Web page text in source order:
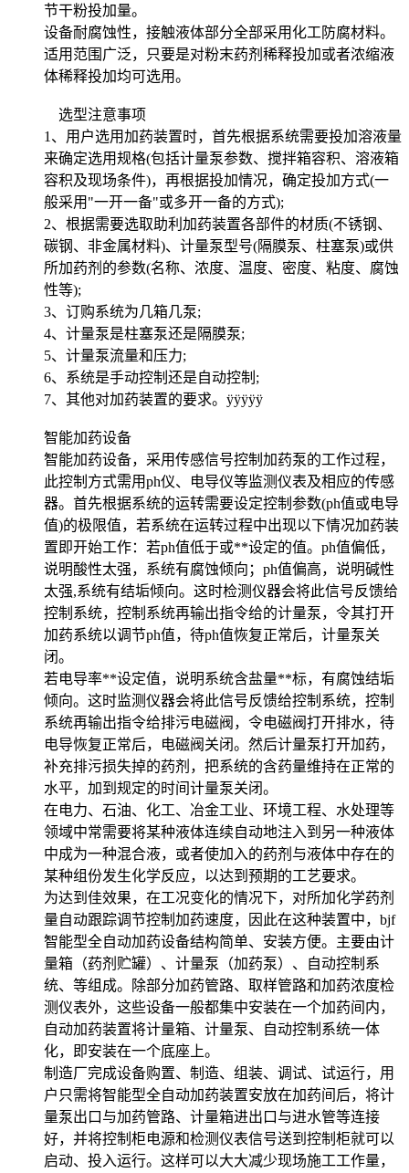
节干粉投加量。
设备耐腐蚀性，接触液体部分全部采用化工防腐材料。
适用范围广泛，只要是对粉末药剂稀释投加或者浓缩液
体稀释投加均可选用。
选型注意事项
1、用户选用加药装置时，首先根据系统需要投加溶液量
来确定选用规格(包括计量泵参数、搅拌箱容积、溶液箱
容积及现场条件)，再根据投加情况，确定投加方式(一
般采用"一开一备"或多开一备的方式);
2、根据需要选取助利加药装置各部件的材质(不锈钢、
碳钢、非金属材料)、计量泵型号(隔膜泵、柱塞泵)或供
所加药剂的参数(名称、浓度、温度、密度、粘度、腐蚀
性等);
3、订购系统为几箱几泵;
4、计量泵是柱塞泵还是隔膜泵;
5、计量泵流量和压力;
6、系统是手动控制还是自动控制;
7、其他对加药装置的要求。ÿÿÿÿÿ
智能加药设备
智能加药设备，采用传感信号控制加药泵的工作过程，
此控制方式需用ph仪、电导仪等监测仪表及相应的传感
器。首先根据系统的运转需要设定控制参数(ph值或电导
值)的极限值，若系统在运转过程中出现以下情况加药装
置即开始工作：若ph值低于或**设定的值。ph值偏低，
说明酸性太强，系统有腐蚀倾向；ph值偏高，说明碱性
太强,系统有结垢倾向。这时检测仪器会将此信号反馈给
控制系统，控制系统再输出指令给的计量泵，令其打开
加药系统以调节ph值，待ph值恢复正常后，计量泵关
闭。
若电导率**设定值，说明系统含盐量**标，有腐蚀结垢
倾向。这时监测仪器会将此信号反馈给控制系统，控制
系统再输出指令给排污电磁阀，令电磁阀打开排水，待
电导恢复正常后，电磁阀关闭。然后计量泵打开加药，
补充排污损失掉的药剂，把系统的含药量维持在正常的
水平，加到规定的时间计量泵关闭。
在电力、石油、化工、冶金工业、环境工程、水处理等
领域中常需要将某种液体连续自动地注入到另一种液体
中成为一种混合液，或者使加入的药剂与液体中存在的
某种组份发生化学反应，以达到预期的工艺要求。
为达到佳效果，在工况变化的情况下，对所加化学药剂
量自动跟踪调节控制加药速度，因此在这种装置中，bjf
智能型全自动加药设备结构简单、安装方便。主要由计
量箱（药剂贮罐）、计量泵（加药泵）、自动控制系
统、等组成。除部分加药管路、取样管路和加药浓度检
测仪表外，这些设备一般都集中安装在一个加药间内，
自动加药装置将计量箱、计量泵、自动控制系统一体
化，即安装在一个底座上。
制造厂完成设备购置、制造、组装、调试、试运行，用
户只需将智能型全自动加药装置安放在加药间后，将计
量泵出口与加药管路、计量箱进出口与进水管等连接
好，并将控制柜电源和检测仪表信号送到控制柜就可以
启动、投入运行。这样可以大大减少现场施工工作量，